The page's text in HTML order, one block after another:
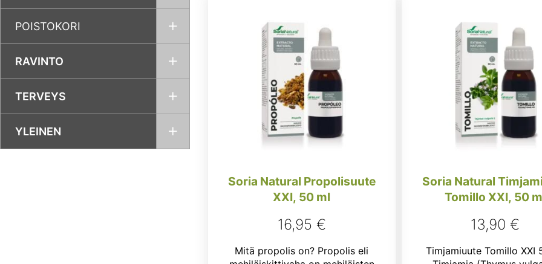
POISTOKORI
RAVINTO
TERVEYS
YLEINEN
Soria Natural Propolisuute
XXI, 50 ml
16,95 €
Mitä propolis on? Propolis eli
Soria Natural
Tomillo XXI, 50
13,90 €
Timjamiuute Tomillo XXI